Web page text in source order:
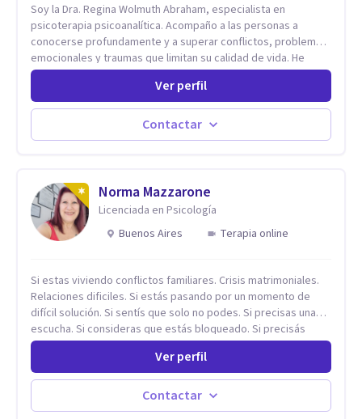
Soy la Dra. Regina Wolmuth Abraham, especialista en
psicoterapia psicoanalítica. Acompaño a las personas a
conocerse profundamente y a superar conflictos, problemas
emocionales y traumas que limitan su calidad de vida. He
trabajado en reconocidas instituciones como el Hospital
Psiquiátrico San Rafael, Instituto Psiquiátrico MENDAO, San
Bernardino, Hospital Psiquiátrico Infantil y el Centro de
Integración Juvenil. Además, tuve el privilegio de colaborar
en comunidades como Olivar del Conde y Xochimilco, lo que
Ver perfil
Contactar
Norma Mazzarone
Licenciada en Psicología
Buenos Aires
Terapia online
Si estas viviendo conflictos familiares. Crisis matrimoniales.
Relaciones dificiles. Si estás pasando por un momento de
difícil solución. Si sentís que solo no podes. Si precisas una
escucha. Si consideras que estás bloqueado. Si precisás
comprensión. Si no logras definir proyectos, objetivos,
sueños, deseos. Si pensás que lo que te pasa no es tan
grave, pero podría ayudar. Si estás en adicciones y tu
intención es hacer algo con lo que te está pasando. No dudes
en comunicarte a fin de comenzar a resolver la situación que
Ver perfil
Contactar